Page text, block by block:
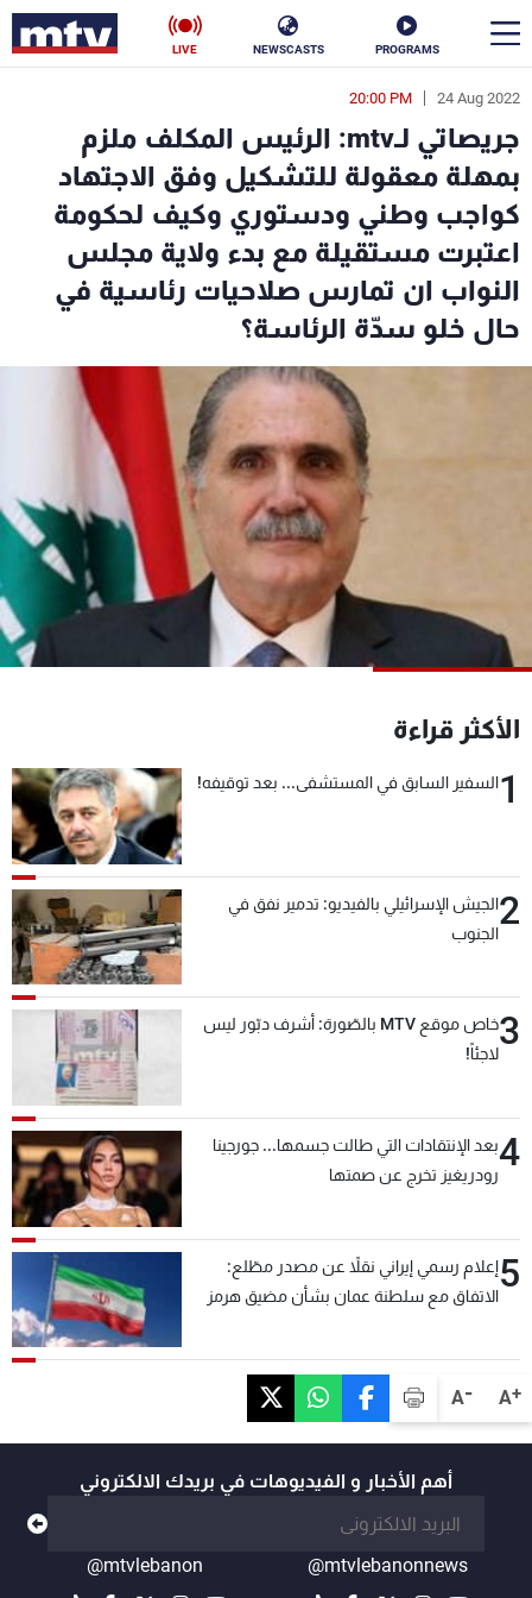
PROGRAMS
NEWSCASTS
LIVE
A+
A-
24 Aug 2022
20:00 PM
جريصاتي لـmtv: الرئيس المكلف ملزم
بمهلة معقولة للتشكيل وفق الاجتهاد
كواجب وطني ودستوري وكيف لحكومة
اعتبرت مستقيلة مع بدء ولاية مجلس
النواب ان تمارس صلاحيات رئاسية في
حال خلو سدّة الرئاسة؟
الأكثر قراءة
1السفير السابق في المستشفى... بعد توقيفه!
2الجيش الإسرائيلي بالفيديو: تدمير نفق في
الجنوب
3
خاص موقع MTV بالصّورة: أشرف دبّور ليس
لاجئاً!
4بعد الإنتقادات التي طالت جسمها... جورجينا
رودريغيز تخرج عن صمتها
5إعلام رسمي إيراني نقلاً عن مصدر مطّلع:
الاتفاق مع سلطنة عمان بشأن مضيق هرمز
أهم الأخبار و الفيديوهات في بريدك الالكتروني
@mtvlebanonnews
@mtvlebanon
en
الأخبار
سياسة ناس
إقتصاد فن
منوعات رياضة
عن MTV
لاعلاناتكم
وظائف